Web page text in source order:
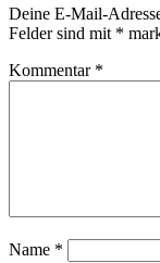
Deine E-Mail-
Felder sind mit *
Kommentar *
Name *